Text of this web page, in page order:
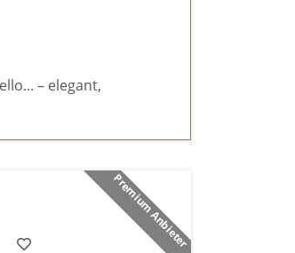
– elegant,
Premium Anbieter